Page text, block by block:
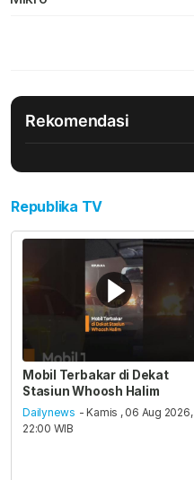
Rekomendasi
Republika TV
Mobil Terbakar di Dekat
Stasiun Whoosh Halim
Dailynews - Kamis , 06 Aug 2026,
22:00 WIB